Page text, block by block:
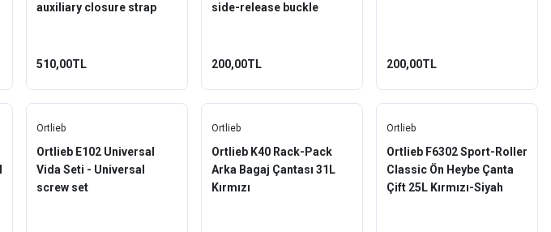
auxiliary closure strap
510,00TL
side-release buckle
200,00TL 200,00TL
Ortlieb
Ortlieb E102 Universal
Vida Seti - Universal
screw set
Ortlieb
Ortlieb K40 Rack-Pack
Arka Bagaj Çantası 31L
Kırmızı
Ortlieb
Ortlieb F6302 Sport-Roller
Classic Ön Heybe Çanta
Çift 25L Kırmızı-Siyah